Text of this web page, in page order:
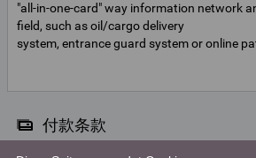
"all-in-one-card" way information network
field, such as oil/cargo delivery
system, entrance guard system or online
付款条款